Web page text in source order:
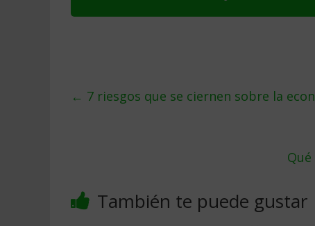
← 7 riesgos que se ciernen sobre la
También te puede gustar